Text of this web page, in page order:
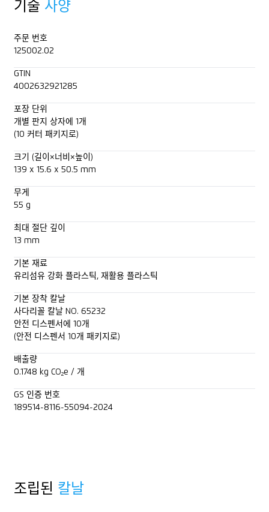
기술 사양
주문 번호
125002.02
GTIN
4002632921285
포장 단위
개별 판지 상자에 1개
(10 커터 패키지로)
크기 (길이×너비×높이)
139 x 15.6 x 50.5 mm
무게
55 g
최대 절단 깊이
13 mm
기본 재료
유리섬유 강화 플라스틱, 재활용 플라스틱
기본 장착 칼날
사다리꼴 칼날 NO. 65232
안전 디스펜서에 10개
(안전 디스펜서 10개 패키지로)
배출량
0.1748 kg CO₂e / 개
GS 인증 번호
189514-8116-55094-2024
조립된 칼날